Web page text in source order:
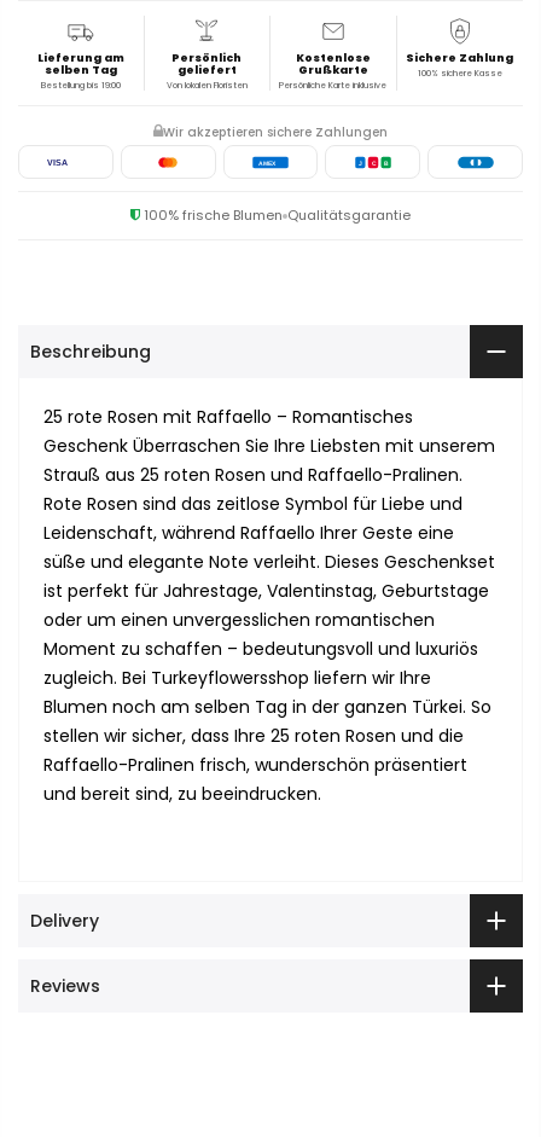
Lieferung am
selben Tag
Bestellung bis 19:00
Persönlich
geliefert
Von lokalen Floristen
Kostenlose
Grußkarte
Persönliche Karte inklusive
Sichere Zahlung
100% sichere Kasse
Wir akzeptieren sichere Zahlungen
VISA AMEX J C B
100% frische Blumen Qualitätsgarantie
Beschreibung
25 rote Rosen mit Raffaello – Romantisches
Geschenk Überraschen Sie Ihre Liebsten mit unserem
Strauß aus 25 roten Rosen und Raffaello-Pralinen.
Rote Rosen sind das zeitlose Symbol für Liebe und
Leidenschaft, während Raffaello Ihrer Geste eine
süße und elegante Note verleiht. Dieses Geschenkset
ist perfekt für Jahrestage, Valentinstag, Geburtstage
oder um einen unvergesslichen romantischen
Moment zu schaffen – bedeutungsvoll und luxuriös
zugleich. Bei Turkeyflowersshop liefern wir Ihre
Blumen noch am selben Tag in der ganzen Türkei. So
stellen wir sicher, dass Ihre 25 roten Rosen und die
Raffaello-Pralinen frisch, wunderschön präsentiert
und bereit sind, zu beeindrucken.
Delivery
Reviews